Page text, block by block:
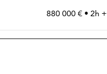
880 000 € • 2h +